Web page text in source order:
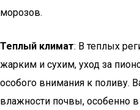
морозов.
Теплый климат: В теплых
жарким и сухим, уход за
особого внимания к поливу.
влажности почвы, особенно